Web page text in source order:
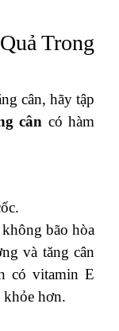
Trong
cân, hãy tập
cân có hàm
bão hòa
và tăng cân
có vitamin E
khỏe hơn.